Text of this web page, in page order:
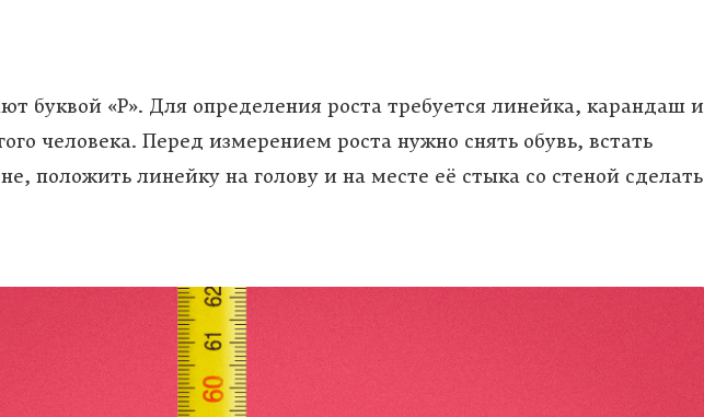
буквой «Р». Для определения роста требуется линейка, карандаш и
человека. Перед измерением роста нужно снять обувь, встать
положить линейку на голову и на месте её стыка со стеной сделать